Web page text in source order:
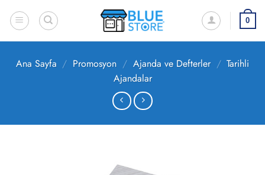
atla
0
Ana Sayfa / Promosyon / Ajanda ve Defterler / Tarihli
Ajandalar